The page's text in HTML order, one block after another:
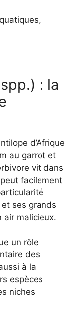
: la
d’Afrique
au garrot et
vit dans
facilement
ses grands
air malicieux.
un rôle
des
à la
espèces
niches